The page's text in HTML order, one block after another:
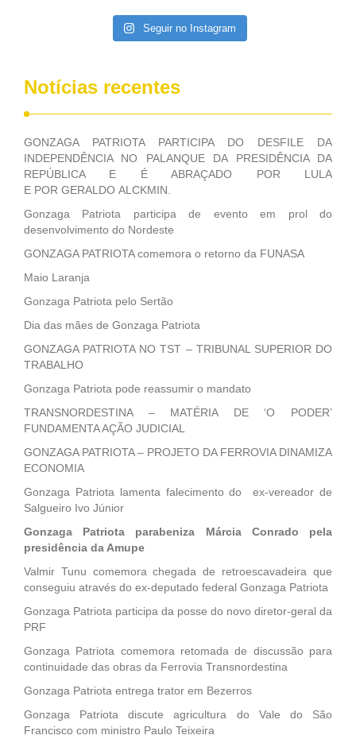
Seguir no Instagram
Notícias recentes
GONZAGA PATRIOTA PARTICIPA DO DESFILE DA
INDEPENDÊNCIA NO PALANQUE DA PRESIDÊNCIA DA
REPÚBLICA E É ABRAÇADO POR LULA
E POR GERALDO ALCKMIN.
Gonzaga Patriota participa de evento em prol do
desenvolvimento do Nordeste
GONZAGA PATRIOTA comemora o retorno da FUNASA
Maio Laranja
Gonzaga Patriota pelo Sertão
Dia das mães de Gonzaga Patriota
GONZAGA PATRIOTA NO TST – TRIBUNAL SUPERIOR DO
TRABALHO
Gonzaga Patriota pode reassumir o mandato
TRANSNORDESTINA – MATÉRIA DE ‘O PODER’
FUNDAMENTA AÇÃO JUDICIAL
GONZAGA PATRIOTA – PROJETO DA FERROVIA DINAMIZA
ECONOMIA
Gonzaga Patriota lamenta falecimento do ex-vereador de
Salgueiro Ivo Júnior
Gonzaga Patriota parabeniza Márcia Conrado pela
presidência da Amupe
Valmir Tunu comemora chegada de retroescavadeira que
conseguiu através do ex-deputado federal Gonzaga Patriota
Gonzaga Patriota participa da posse do novo diretor-geral da
PRF
Gonzaga Patriota comemora retomada de discussão para
continuidade das obras da Ferrovia Transnordestina
Gonzaga Patriota entrega trator em Bezerros
Gonzaga Patriota discute agricultura do Vale do São
Francisco com ministro Paulo Teixeira